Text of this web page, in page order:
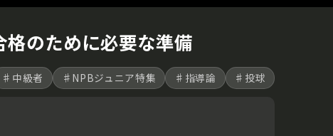
のために必要な準備
♯中級者 ♯NPBジュニア特集 ♯指導論 ♯投球